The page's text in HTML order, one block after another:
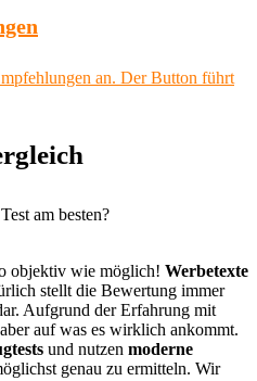
an. Der Button führt
am besten?
objektiv wie möglich! Werbetexte
stellt die Bewertung immer
Aufgrund der Erfahrung mit
auf was es wirklich ankommt.
und nutzen moderne
genau zu ermitteln. Wir